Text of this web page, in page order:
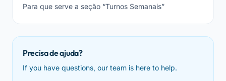
Para que serve a seção “Turnos Semanais”
Precisa de ajuda?
If you have questions, our team is here to help.